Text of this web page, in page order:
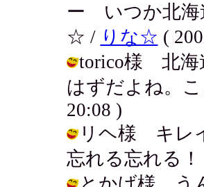
ー いつか北海
☆ / りな☆ (
torico様 北海
はずだよね。
20:08 )
リヘ様 キレ
忘れる忘れる！